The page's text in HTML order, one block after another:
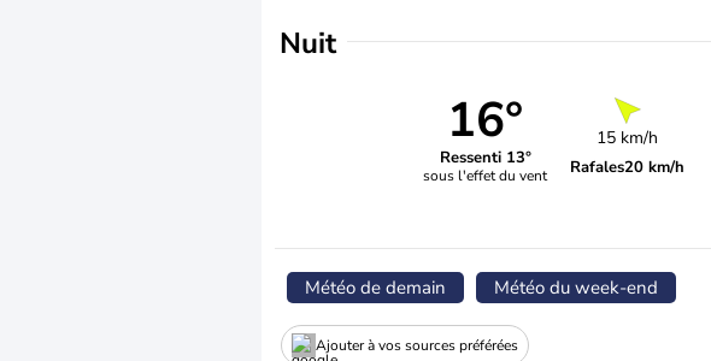
Nuit
16°
Ressenti 13°
sous l'effet du vent
15 km/h
Rafales20 km/h
Météo de demain Météo du week-end
Ajouter à vos sources préférées